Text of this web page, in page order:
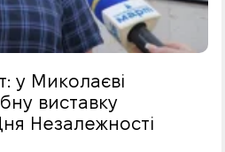
у Миколаєві
виставку
Незалежності